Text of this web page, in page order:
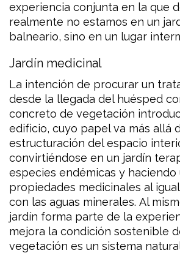
experiencia conjunta en la que
realmente no estamos en un
balneario, sino en un lugar
Jardín medicinal
La intención de procurar un
desde la llegada del huésped
concreto de vegetación
edificio, cuyo papel va más allá
estructuración del espacio
convirtiéndose en un jardín
especies endémicas y haciendo
propiedades medicinales al
con las aguas minerales. Al
jardín forma parte de la
mejora la condición sostenible
vegetación es un sistema